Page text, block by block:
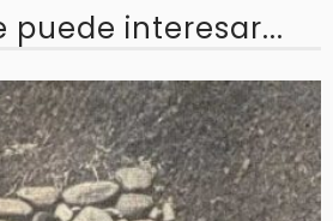
puede interesar...